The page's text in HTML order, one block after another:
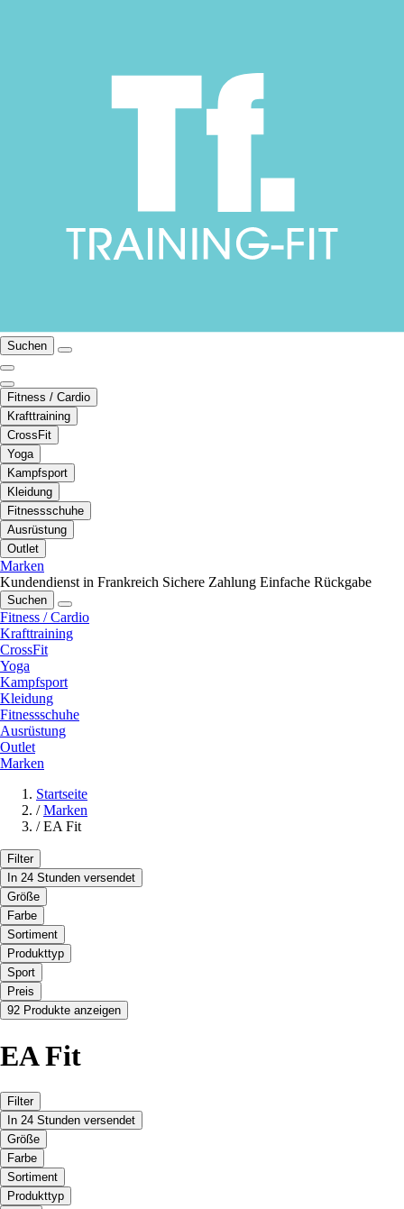
Suchen
Fitness / Cardio
Krafttraining
CrossFit
Yoga
Kampfsport
Kleidung
Fitnessschuhe
Ausrüstung
Outlet
Marken
Kundendienst in Frankreich Sichere Zahlung Einfache Rückgabe
Suchen
Fitness / Cardio
Krafttraining
CrossFit
Yoga
Kampfsport
Kleidung
Fitnessschuhe
Ausrüstung
Outlet
Marken
Startseite
/ Marken
/ EA Fit
Filter
In 24 Stunden versendet
Größe
Farbe
Sortiment
Produkttyp
Sport
Preis
92 Produkte anzeigen
EA Fit
Filter
In 24 Stunden versendet
Größe
Farbe
Sortiment
Produkttyp